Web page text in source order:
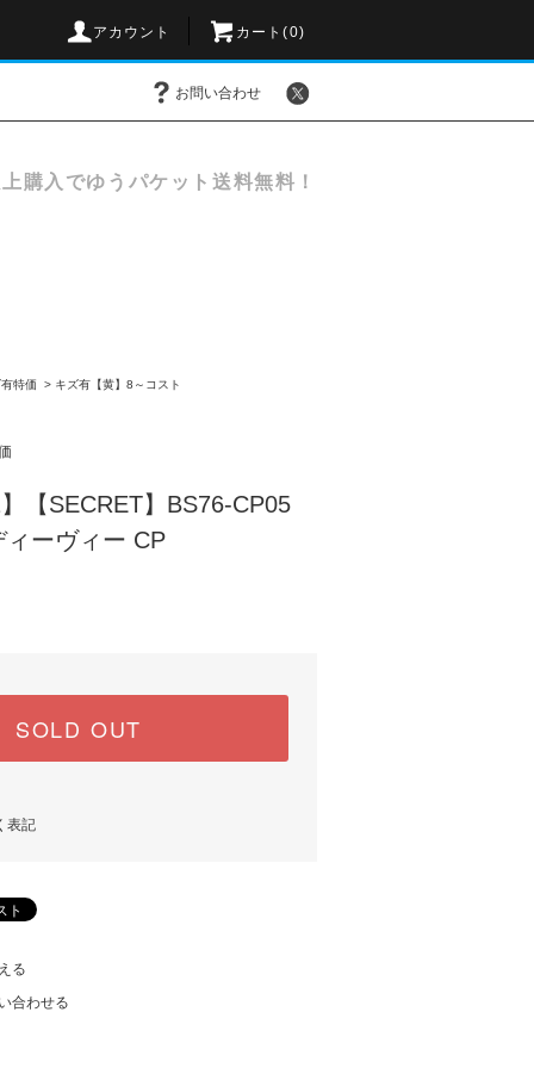
アカウント カート(0)
お問い合わせ
購入でゆうパケット送料無料！
特価 > キズ有【黄】8～コスト
【SECRET】BS76-CP05
ーヴィー CP
SOLD OUT
表記
る
合わせる